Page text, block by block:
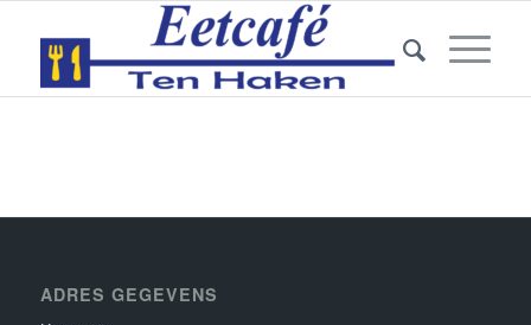
ADRES GEGEVENS